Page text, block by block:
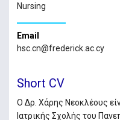
Nursing
Email
hsc.cn@frederick.ac.cy
Short CV
Ο Δρ. Χάρης Νεοκλέους
Ιατρικής Σχολής του